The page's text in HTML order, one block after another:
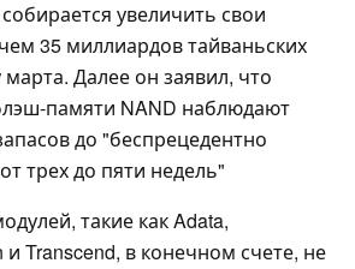
увеличить свои
35 миллиардов тайваньских
Далее он заявил, что
памяти NAND наблюдают
до "беспрецедентно
трех до пяти недель"
такие как Adata,
и Transcend, в конечном счете, не